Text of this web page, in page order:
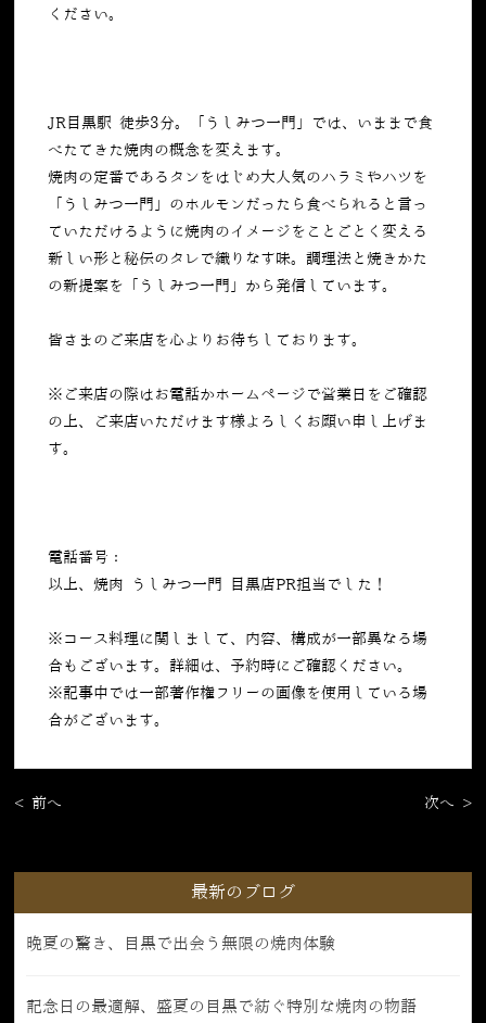
ください。
JR目黒駅 徒歩3分。「うしみつ一門」では、いままで食
べたてきた焼肉の概念を変えます。
焼肉の定番であるタンをはじめ大人気のハラミやハツを
「うしみつ一門」のホルモンだったら食べられると言っ
ていただけるように焼肉のイメージをことごとく変える
新しい形と秘伝のタレで織りなす味。調理法と焼きかた
の新提案を「うしみつ一門」から発信しています。
皆さまのご来店を心よりお待ちしております。
※ご来店の際はお電話かホームページで営業日をご確認
の上、ご来店いただけます様よろしくお願い申し上げま
す。
電話番号：
以上、焼肉 うしみつ一門 目黒店PR担当でした！
※コース料理に関しまして、内容、構成が一部異なる場
合もございます。詳細は、予約時にご確認ください。
※記事中では一部著作権フリーの画像を使用している場
合がございます。
< 前へ 次へ >
最新のブログ
晩夏の驚き、目黒で出会う無限の焼肉体験
記念日の最適解、盛夏の目黒で紡ぐ特別な焼肉の物語